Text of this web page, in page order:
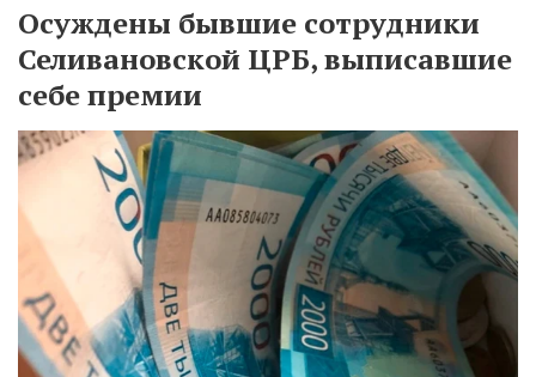
Осуждены бывшие сотрудники
Селивановской ЦРБ, выписавшие
себе премии